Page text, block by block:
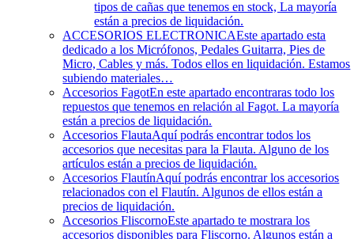
tipos de cañas que tenemos en stock, La mayoría
están a precios de liquidación.
ACCESORIOS ELECTRONICAEste apartado esta
dedicado a los Micrófonos, Pedales Guitarra, Pies de
Micro, Cables y más. Todos ellos en liquidación. Estamos
subiendo materiales…
Accesorios FagotEn este apartado encontraras todo los
repuestos que tenemos en relación al Fagot. La mayoría
están a precios de liquidación.
Accesorios FlautaAquí podrás encontrar todos los
accesorios que necesitas para la Flauta. Alguno de los
artículos están a precios de liquidación.
Accesorios FlautínAquí podrás encontrar los accesorios
relacionados con el Flautín. Algunos de ellos están a
precios de liquidación.
Accesorios FliscornoEste apartado te mostrara los
accesorios disponibles para Fliscorno. Algunos están a